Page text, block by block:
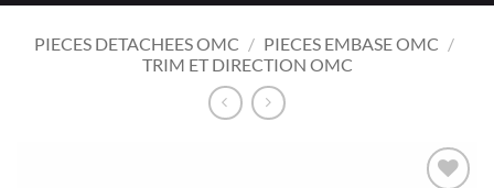
PIECES DETACHEES OMC / PIECES EMBASE OMC /
TRIM ET DIRECTION OMC